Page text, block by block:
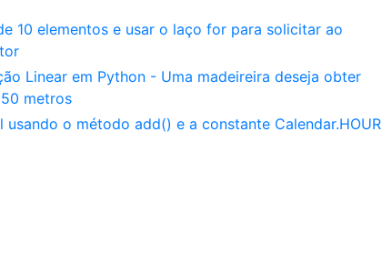
10 elementos e usar o laço for para solicitar ao
Linear em Python - Uma madeireira deseja obter
metros
o método add() e a constante Calendar.HOUR